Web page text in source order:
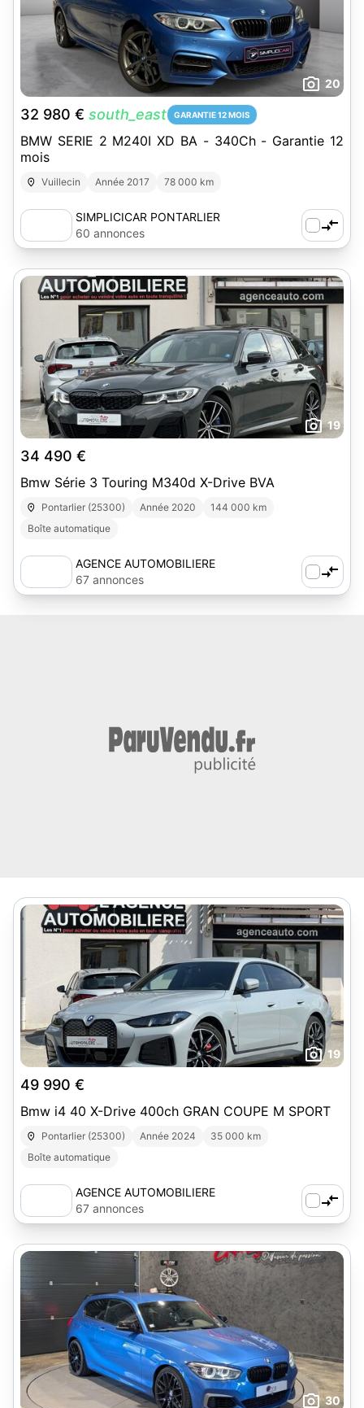
20
32 980 € south_east GARANTIE 12 MOIS
BMW SERIE 2 M240I XD BA - 340Ch - Garantie 12
mois
Vuillecin Année 2017 78 000 km
SIMPLICICAR PONTARLIER
60 annonces
19
34 490 €
Bmw Série 3 Touring M340d X-Drive BVA
Pontarlier (25300) Année 2020
144 000 km
Boîte automatique
AGENCE AUTOMOBILIERE
PONTARLIER - SB SARL
67 annonces
19
49 990 €
Bmw i4 40 X-Drive 400ch GRAN COUPE M SPORT
Pontarlier (25300) Année 2024
35 000 km
Boîte automatique
AGENCE AUTOMOBILIERE
PONTARLIER - SB SARL
67 annonces
30